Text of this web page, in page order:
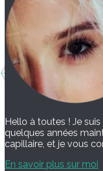
Hello à toutes ! Je
quelques années
capillaire, et je vous
En savoir plus sur moi